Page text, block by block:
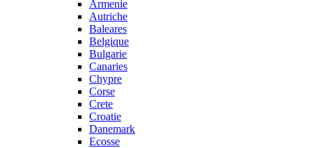
Armenie
Autriche
Baleares
Belgique
Bulgarie
Canaries
Chypre
Corse
Crete
Croatie
Danemark
Ecosse